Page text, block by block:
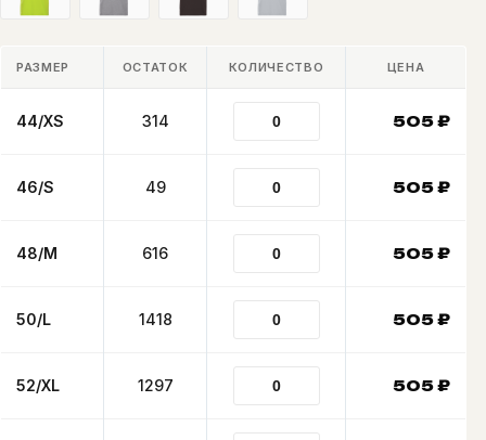
РАЗМЕР ОСТАТОК КОЛИЧЕСТВО ЦЕНА
44/XS 314 505₽
46/S 49 505₽
48/M 616 505₽
50/L 1418 505₽
52/XL 1297 505₽